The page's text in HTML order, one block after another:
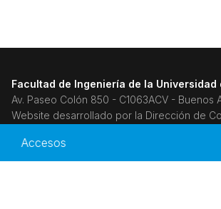
Accesos
Facultad de Ingeniería de la Universidad
Av. Paseo Colón 850 - C1063ACV - Buenos
Website desarrollado por la Dirección de
Secretaría de Coordinación General.